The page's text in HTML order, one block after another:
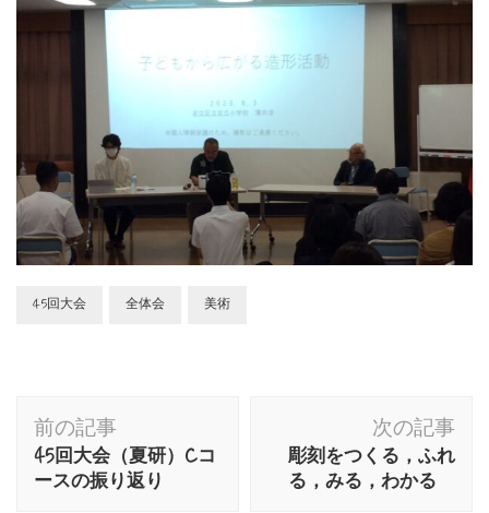
45回大会 全体会 美術
投
稿
ナ
前の記事
45回大会（夏研）Cコ
ースの振り返り
次の記事
彫刻をつくる，ふれ
る，みる，わかる